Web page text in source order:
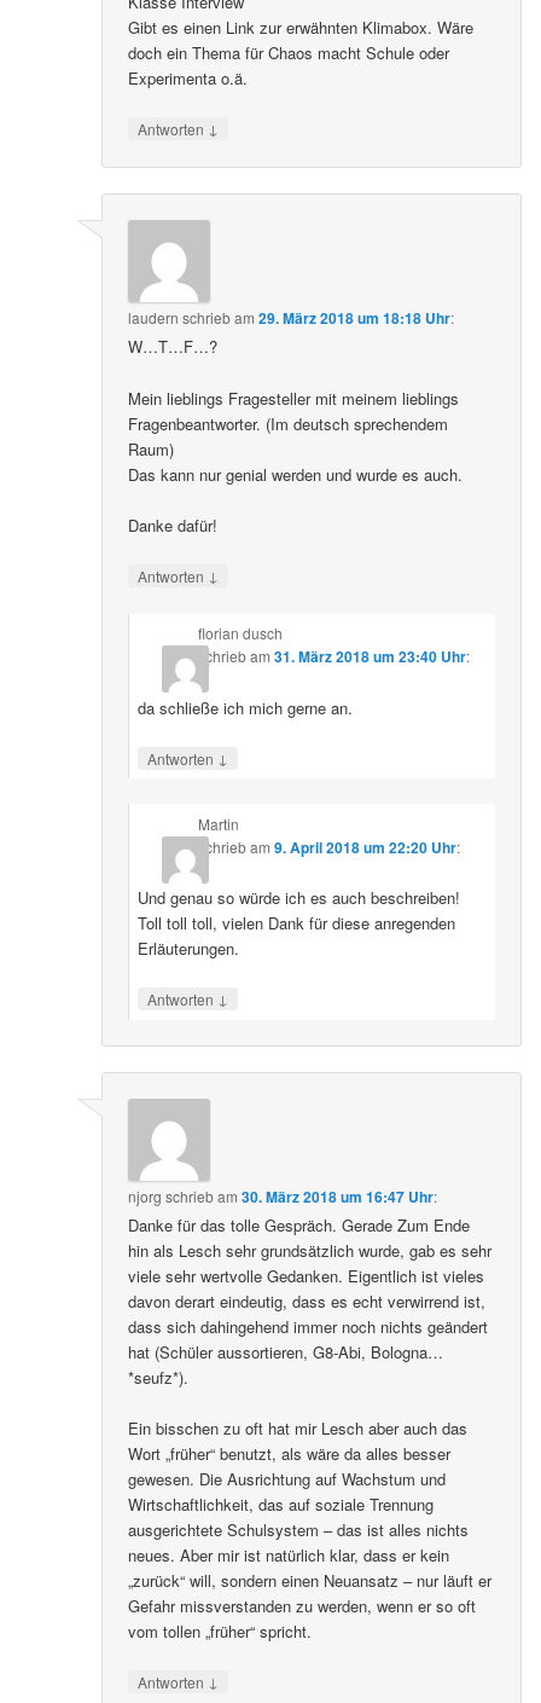
Gibt es einen Link zur erwähnten Klimabox. Wäre
doch ein Thema für Chaos macht Schule oder
Experimenta o.ä.
Antworten ↓
laudern schriebam29. März 2018 um 18:18 Uhr:
W…T…F…?
Mein lieblings Fragesteller mit meinem lieblings
Fragenbeantworter. (Im deutsch sprechendem
Raum)
Das kann nur genial werden und wurde es auch.
Danke dafür!
Antworten ↓
florian dusch
schriebam 31. März 2018 um 23:40 Uhr:
da schließe ich mich gerne an.
Antworten ↓
Martin
schriebam 9. April 2018 um 22:20 Uhr:
Und genau so würde ich es auch beschreiben!
Toll toll toll, vielen Dank für diese anregenden
Erläuterungen.
Antworten ↓
njorg schriebam30. März 2018 um 16:47 Uhr:
Danke für das tolle Gespräch. Gerade Zum Ende
hin als Lesch sehr grundsätzlich wurde, gab es sehr
viele sehr wertvolle Gedanken. Eigentlich ist vieles
davon derart eindeutig, dass es echt verwirrend ist,
dass sich dahingehend immer noch nichts geändert
hat (Schüler aussortieren, G8-Abi, Bologna…
*seufz*).
Ein bisschen zu oft hat mir Lesch aber auch das
Wort „früher“ benutzt, als wäre da alles besser
gewesen. Die Ausrichtung auf Wachstum und
Wirtschaftlichkeit, das auf soziale Trennung
ausgerichtete Schulsystem – das ist alles nichts
neues. Aber mir ist natürlich klar, dass er kein
„zurück“ will, sondern einen Neuansatz – nur läuft er
Gefahr missverstanden zu werden, wenn er so oft
vom tollen „früher“ spricht.
Antworten ↓